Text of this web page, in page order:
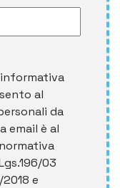
al
da
email è al
03
e